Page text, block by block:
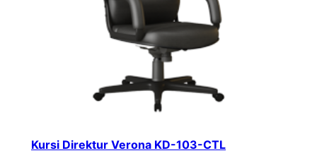
Kursi Direktur Verona KD-103-CTL